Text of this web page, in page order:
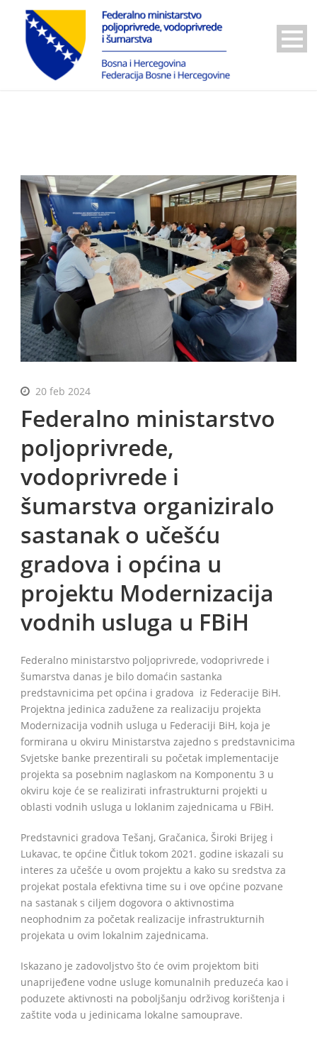
BiH
20 feb 2024
Federalno ministarstvo
poljoprivrede,
vodoprivrede i
šumarstva organiziralo
sastanak o učešću
gradova i općina u
projektu Modernizacija
vodnih usluga u FBiH
Federalno ministarstvo poljoprivrede, vodoprivrede i
šumarstva danas je bilo domaćin sastanka
predstavnicima pet općina i gradova iz Federacije BiH.
Projektna jedinica zadužene za realizaciju projekta
Modernizacija vodnih usluga u Federaciji BiH, koja je
formirana u okviru Ministarstva zajedno s predstavnicima
Svjetske banke prezentirali su početak implementacije
projekta sa posebnim naglaskom na Komponentu 3 u
okviru koje će se realizirati infrastrukturni projekti u
oblasti vodnih usluga u loklanim zajednicama u FBiH.
Predstavnici gradova Tešanj, Gračanica, Široki Brijeg i
Lukavac, te općine Čitluk tokom 2021. godine iskazali su
interes za učešće u ovom projektu a kako su sredstva za
projekat postala efektivna time su i ove općine pozvane
na sastanak s ciljem dogovora o aktivnostima
neophodnim za početak realizacije infrastrukturnih
projekata u ovim lokalnim zajednicama.
Iskazano je zadovoljstvo što će ovim projektom biti
unaprijeđene vodne usluge komunalnih preduzeća kao i
poduzete aktivnosti na poboljšanju održivog korištenja i
zaštite voda u jedinicama lokalne samouprave.